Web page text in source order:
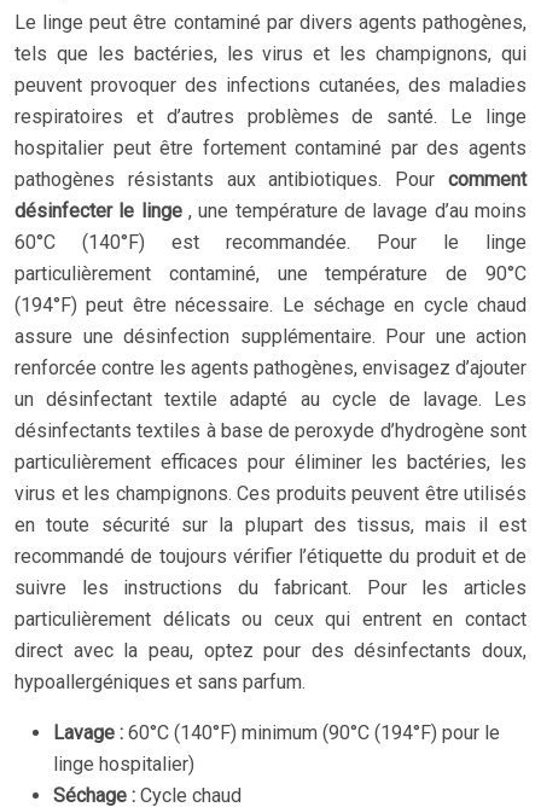
Le linge peut être contaminé par divers agents pathogènes,
tels que les bactéries, les virus et les champignons, qui
peuvent provoquer des infections cutanées, des maladies
respiratoires et d’autres problèmes de santé. Le linge
hospitalier peut être fortement contaminé par des agents
pathogènes résistants aux antibiotiques. Pour comment
désinfecter le linge , une température de lavage d’au moins
60°C (140°F) est recommandée. Pour le linge
particulièrement contaminé, une température de 90°C
(194°F) peut être nécessaire. Le séchage en cycle chaud
assure une désinfection supplémentaire. Pour une action
renforcée contre les agents pathogènes, envisagez d’ajouter
un désinfectant textile adapté au cycle de lavage. Les
désinfectants textiles à base de peroxyde d’hydrogène sont
particulièrement efficaces pour éliminer les bactéries, les
virus et les champignons. Ces produits peuvent être utilisés
en toute sécurité sur la plupart des tissus, mais il est
recommandé de toujours vérifier l’étiquette du produit et de
suivre les instructions du fabricant. Pour les articles
particulièrement délicats ou ceux qui entrent en contact
direct avec la peau, optez pour des désinfectants doux,
hypoallergéniques et sans parfum.
Lavage : 60°C (140°F) minimum (90°C (194°F) pour le
linge hospitalier)
Séchage : Cycle chaud